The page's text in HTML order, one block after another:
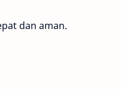
dan aman.